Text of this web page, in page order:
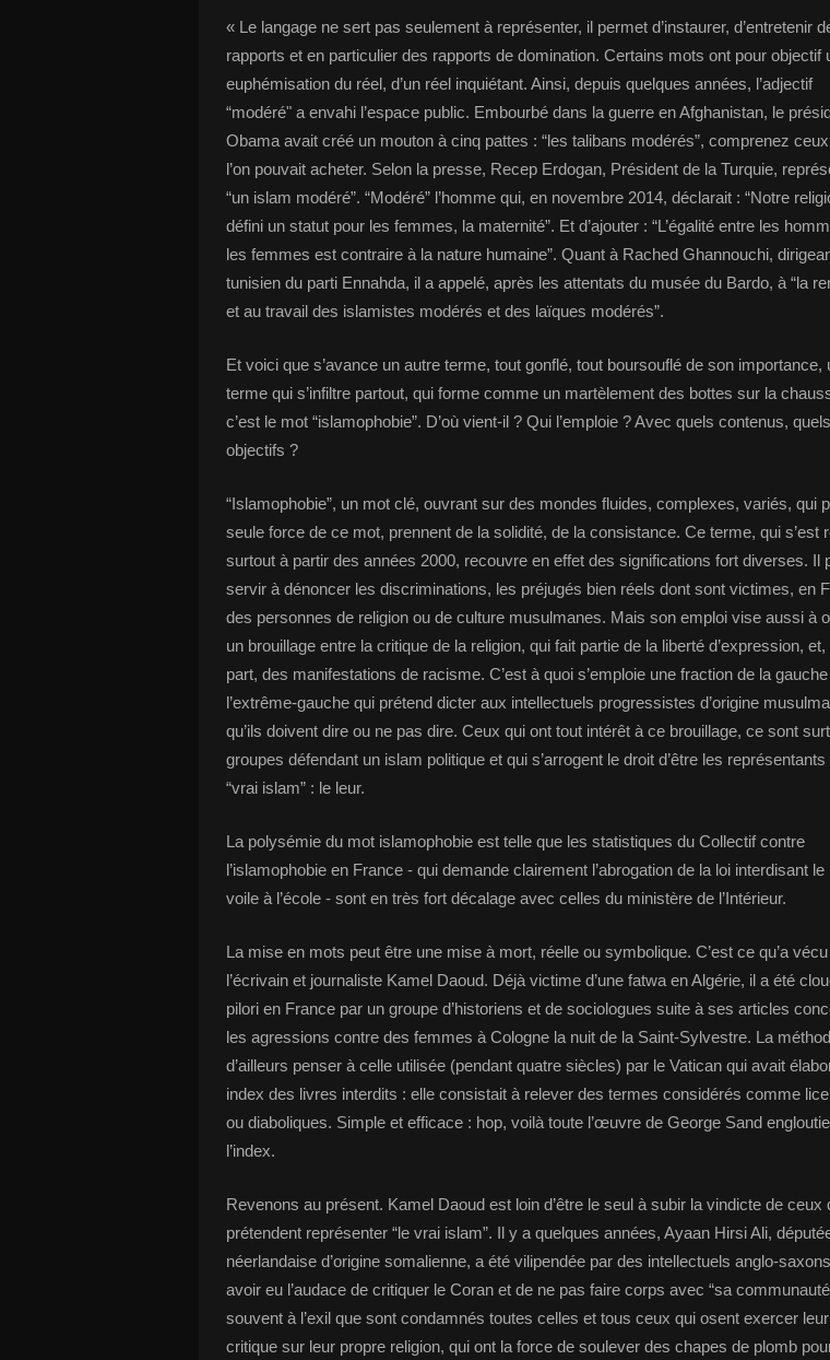
« Le langage ne sert pas seulement à représenter, il permet d’instaurer, d’entretenir
rapports et en particulier des rapports de domination. Certains mots ont pour objectif
euphémisation du réel, d’un réel inquiétant. Ainsi, depuis quelques années, l’adjectif
“modéré" a envahi l’espace public. Embourbé dans la guerre en Afghanistan, le
Obama avait créé un mouton à cinq pattes : “les talibans modérés”, comprenez
l’on pouvait acheter. Selon la presse, Recep Erdogan, Président de la Turquie,
“un islam modéré”. “Modéré” l’homme qui, en novembre 2014, déclarait : “Notre
défini un statut pour les femmes, la maternité”. Et d’ajouter : “L’égalité entre les
les femmes est contraire à la nature humaine”. Quant à Rached Ghannouchi,
tunisien du parti Ennahda, il a appelé, après les attentats du musée du Bardo, à “la
et au travail des islamistes modérés et des laïques modérés”.
Et voici que s’avance un autre terme, tout gonflé, tout boursouflé de son importance,
terme qui s’infiltre partout, qui forme comme un martèlement des bottes sur la
c’est le mot “islamophobie”. D’où vient-il ? Qui l’emploie ? Avec quels contenus, quels
objectifs ?
“Islamophobie”, un mot clé, ouvrant sur des mondes fluides, complexes, variés, qui
seule force de ce mot, prennent de la solidité, de la consistance. Ce terme, qui s’est
surtout à partir des années 2000, recouvre en effet des significations fort diverses. Il
servir à dénoncer les discriminations, les préjugés bien réels dont sont victimes, en
des personnes de religion ou de culture musulmanes. Mais son emploi vise aussi à
un brouillage entre la critique de la religion, qui fait partie de la liberté d’expression, et,
part, des manifestations de racisme. C’est à quoi s’emploie une fraction de la
l’extrême-gauche qui prétend dicter aux intellectuels progressistes d’origine
qu’ils doivent dire ou ne pas dire. Ceux qui ont tout intérêt à ce brouillage, ce sont
groupes défendant un islam politique et qui s’arrogent le droit d’être les représentants
“vrai islam” : le leur.
La polysémie du mot islamophobie est telle que les statistiques du Collectif contre
l’islamophobie en France - qui demande clairement l’abrogation de la loi interdisant le
voile à l’école - sont en très fort décalage avec celles du ministère de l’Intérieur.
La mise en mots peut être une mise à mort, réelle ou symbolique. C’est ce qu’a vécu
l’écrivain et journaliste Kamel Daoud. Déjà victime d’une fatwa en Algérie, il a été
pilori en France par un groupe d’historiens et de sociologues suite à ses articles
les agressions contre des femmes à Cologne la nuit de la Saint-Sylvestre. La
d’ailleurs penser à celle utilisée (pendant quatre siècles) par le Vatican qui avait
index des livres interdits : elle consistait à relever des termes considérés comme
ou diaboliques. Simple et efficace : hop, voilà toute l’œuvre de George Sand
l’index.
Revenons au présent. Kamel Daoud est loin d’être le seul à subir la vindicte de ceux
prétendent représenter “le vrai islam”. Il y a quelques années, Ayaan Hirsi Ali,
néerlandaise d’origine somalienne, a été vilipendée par des intellectuels anglo-
avoir eu l’audace de critiquer le Coran et de ne pas faire corps avec “sa
souvent à l’exil que sont condamnés toutes celles et tous ceux qui osent exercer
critique sur leur propre religion, qui ont la force de soulever des chapes de plomb